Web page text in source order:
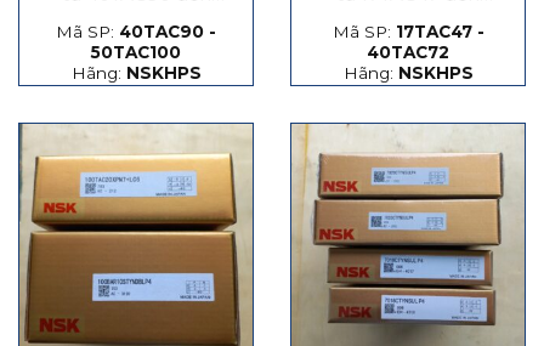
Mã SP: 40TAC90 -
50TAC100
Hãng: NSKHPS
Mã SP: 17TAC47 -
40TAC72
Hãng: NSKHPS